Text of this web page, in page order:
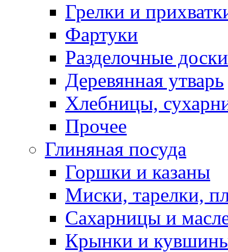
Грелки и
Фартуки
Разделочные доски
Деревянная утварь
Хлебницы,
Прочее
Глиняная посуда
Горшки и казаны
Миски, тарелки,
Сахарницы и
Крынки и